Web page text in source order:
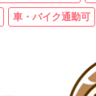
車・バイク通勤可